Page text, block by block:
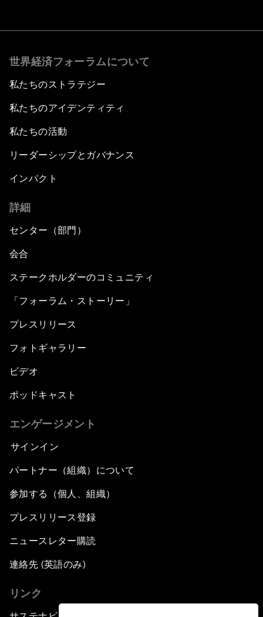
世界経済フォーラムについて
私たちのストラテジー
私たちのアイデンティティ
私たちの活動
リーダーシップとガバナンス
インパクト
詳細
センター（部門）
会合
ステークホルダーのコミュニティ
「フォーラム・ストーリー」
プレスリリース
フォトギャラリー
ビデオ
ポッドキャスト
エンゲージメント
サインイン
パートナー（組織）について
参加する（個人、組織）
プレスリリース登録
ニュースレター購読
連絡先 (英語のみ)
リンク